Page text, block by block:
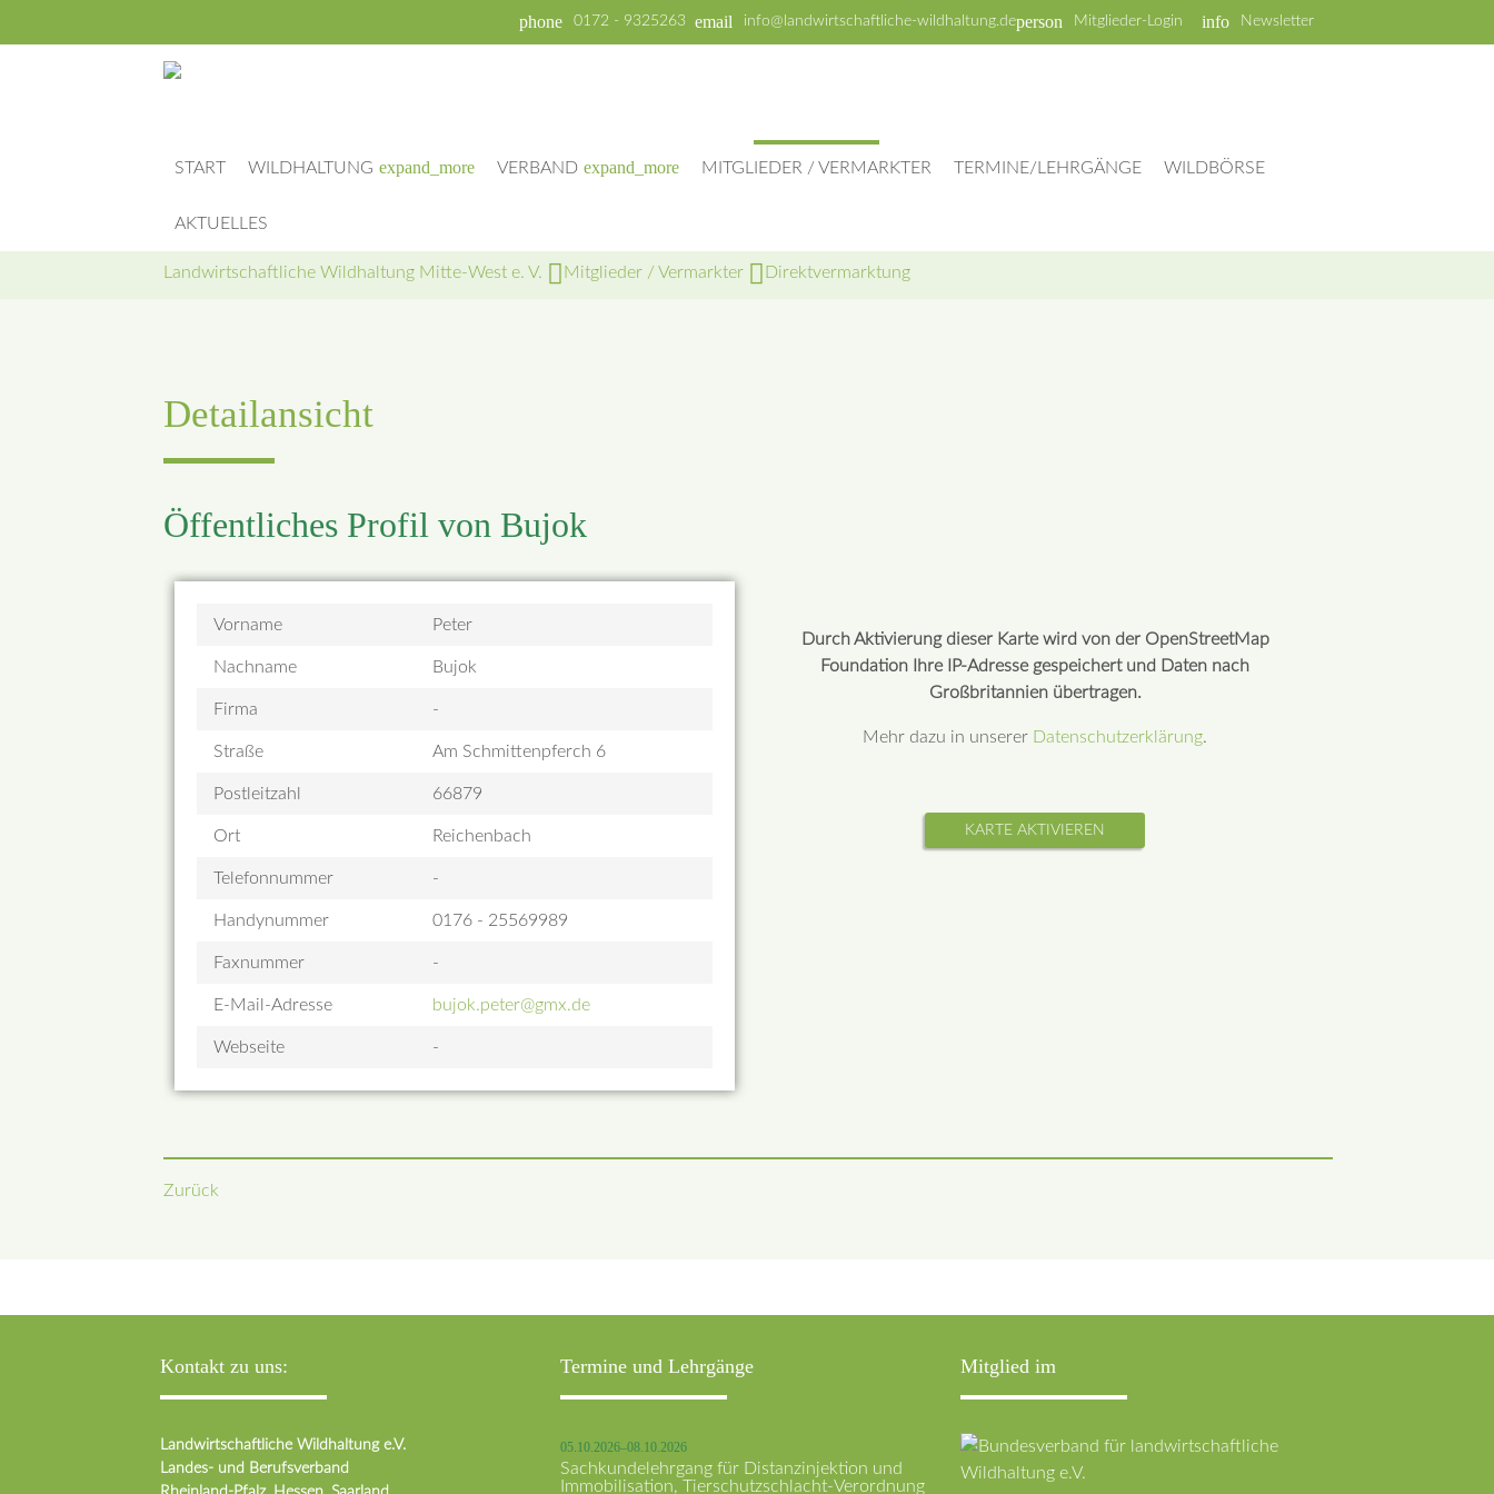
info Newsletter
person Mitglieder-Login
email info@landwirtschaftliche-wildhaltung.de
phone 0172 - 9325263
START WILDHALTUNG expand_more VERBAND expand_more MITGLIEDER / VERMARKTER TERMINE/LEHRGÄNGE WILDBÖRSE
AKTUELLES
Landwirtschaftliche Wildhaltung Mitte-West e. V. Mitglieder / Vermarkter Direktvermarktung
Detailansicht
Öffentliches Profil von Bujok
Vorname Peter
Nachname Bujok
Firma -
Straße Am Schmittenpferch 6
Postleitzahl 66879
Ort Reichenbach
Telefonnummer -
Handynummer 0176 - 25569989
Faxnummer -
E-Mail-Adresse bujok.peter@gmx.de
Webseite -
Durch Aktivierung dieser Karte wird von der OpenStreetMap
Foundation Ihre IP-Adresse gespeichert und Daten nach
Großbritannien übertragen.
Mehr dazu in unserer Datenschutzerklärung.
KARTE AKTIVIEREN
Zurück
Kontakt zu uns:
Landwirtschaftliche Wildhaltung e.V.
Landes- und Berufsverband
Termine und Lehrgänge
05.10.2026–08.10.2026
Sachkundelehrgang für Distanzinjektion und
Immobilisation, Tierschutzschlacht-Verordnung
Mitglied im